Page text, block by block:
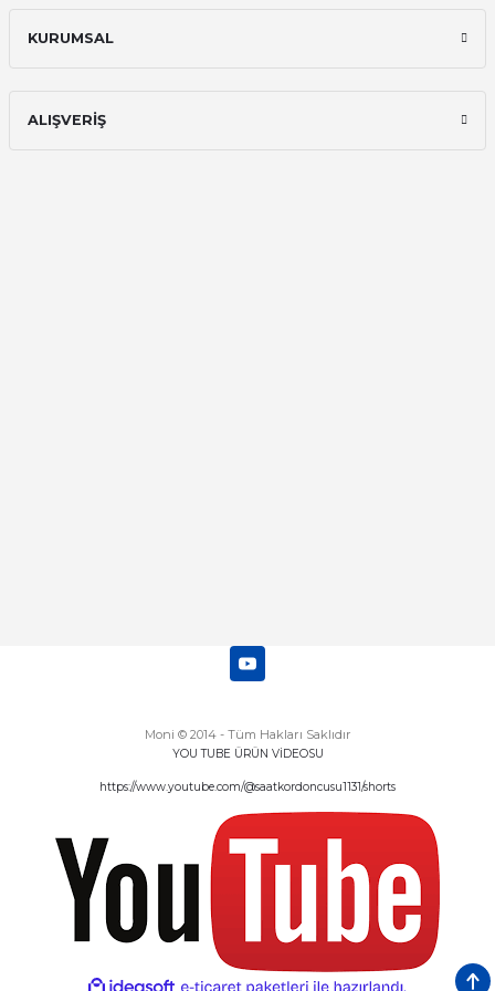
KURUMSAL
ALIŞVERİŞ
Moni © 2014 - Tüm Hakları Saklıdır
YOU TUBE ÜRÜN VİDEOSU
https://www.youtube.com/@saatkordoncusu1131/shorts
ideasoft e-